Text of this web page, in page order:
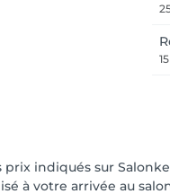
indiqués sur
à votre arrivée au